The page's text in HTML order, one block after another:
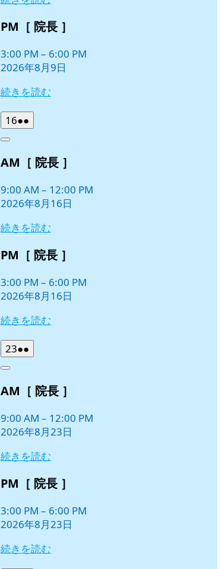
PM［ 院長 ］
3:00 PM – 6:00 PM
2026年8月9日
続きを読む
162026
年
月
日
●●
件
イ
ン
ト)
Close
AM［ 院長 ］
9:00 AM – 12:00 PM
2026年8月16日
続きを読む
PM［ 院長 ］
3:00 PM – 6:00 PM
2026年8月16日
続きを読む
232026
年
月
日
●●
件
イ
ン
ト)
Close
AM［ 院長 ］
9:00 AM – 12:00 PM
2026年8月23日
続きを読む
PM［ 院長 ］
3:00 PM – 6:00 PM
2026年8月23日
続きを読む